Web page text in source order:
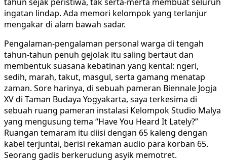
ingatan lindap. Ada memori kelompok yang terlanjur
mengakar di alam bawah sadar.
Pengalaman-pengalaman personal warga di tengah
tahun-tahun penuh gejolak itu saling bertaut dan
membentuk suasana kebatinan yang kental: ngeri,
sedih, marah, takut, masgul, serta gamang menatap
zaman. Sore harinya, di sebuah pameran Biennale Jogja
XV di Taman Budaya Yogyakarta, saya terkesima di
sebuah ruang pameran instalasi Kelompok Studio Malya
yang mengusung tema “Have You Heard It Lately?”
Ruangan temaram itu diisi dengan 65 kaleng dengan
kabel terjuntai, berisi rekaman audio para korban 65.
Seorang gadis berkerudung asyik memotret.